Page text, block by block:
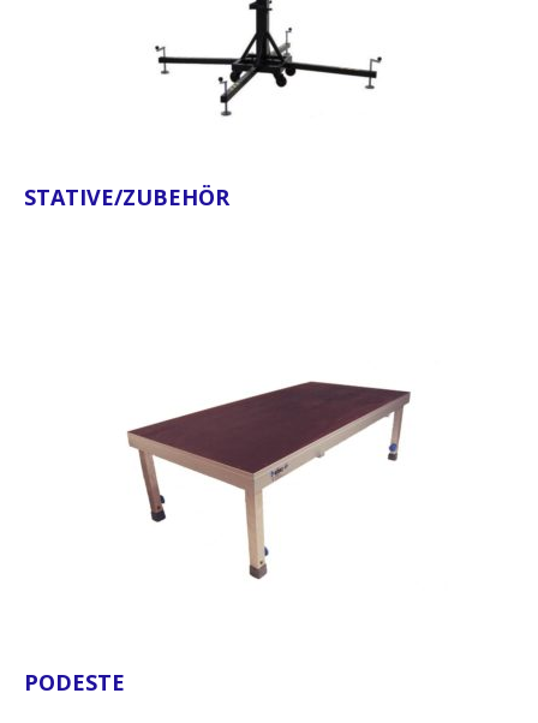
STATIVE/ZUBEHÖR
PODESTE